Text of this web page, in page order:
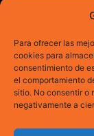
Para ofrecer las
cookies para
consentimiento de
el comportamiento
sitio. No consentir o
negativamente a